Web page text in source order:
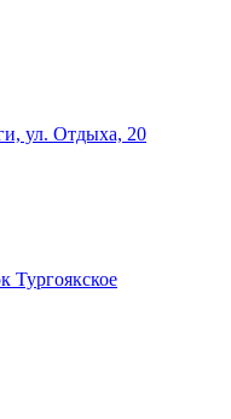
ул. Отдыха, 20
Тургоякское